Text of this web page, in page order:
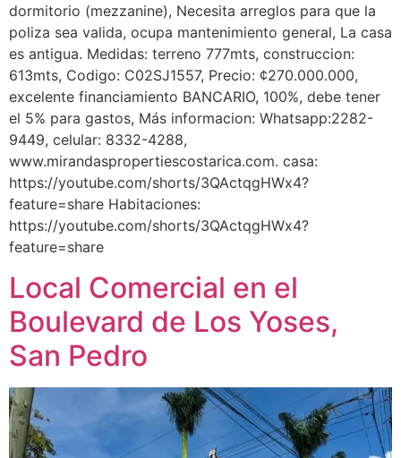
dormitorio (mezzanine), Necesita arreglos para que la
poliza sea valida, ocupa mantenimiento general, La casa
es antigua. Medidas: terreno 777mts, construccion:
613mts, Codigo: C02SJ1557, Precio: ¢270.000.000,
excelente financiamiento BANCARIO, 100%, debe tener
el 5% para gastos, Más informacion: Whatsapp:2282-
9449, celular: 8332-4288,
www.mirandaspropertiescostarica.com. casa:
https://youtube.com/shorts/3QActqgHWx4?
feature=share Habitaciones:
https://youtube.com/shorts/3QActqgHWx4?
feature=share
Local Comercial en el
Boulevard de Los Yoses,
San Pedro